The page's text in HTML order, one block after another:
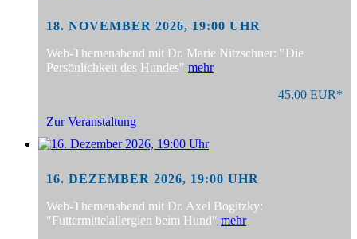
18. NOVEMBER 2026, 19:00 UHR
Web-Themenabend mit Dr. Marie Nitzschner: "Die
Persönlichkeit des Hundes" mehr
45,00 EUR*
Zur Veranstaltung
16. DEZEMBER 2026, 19:00 UHR
Web-Themenabend mit Dr. Axel Bogitzky:
"Futtermittelallergien beim Hund" mehr